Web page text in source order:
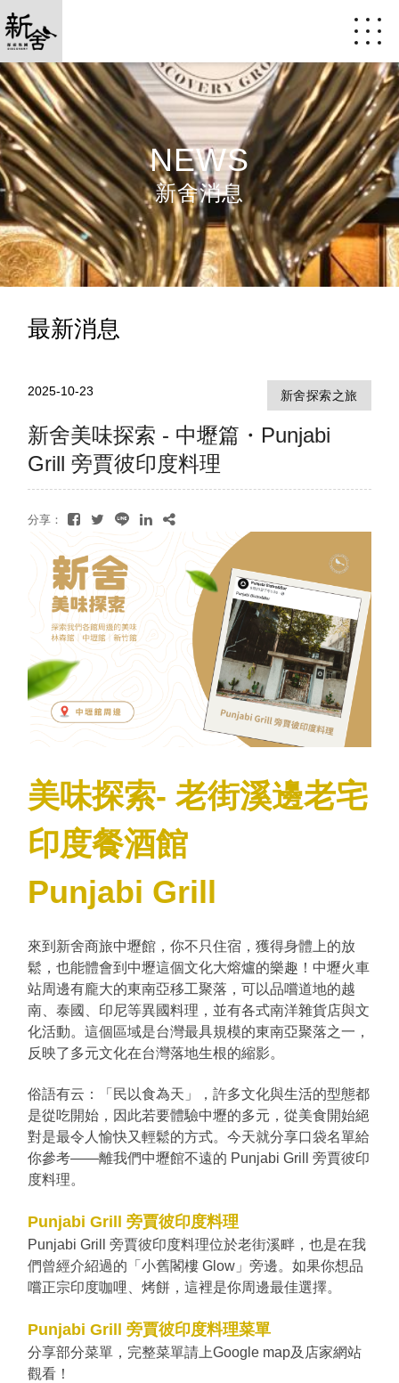
NEWS
新舍消息
最新消息
2025-10-23 新舍探索之旅
新舍美味探索 - 中壢篇・Punjabi
Grill 旁賈彼印度料理
分享：
美味探索- 老街溪邊老宅
印度餐酒館
Punjabi Grill
來到新舍商旅中壢館，你不只住宿，獲得身體上的放
鬆，也能體會到中壢這個文化大熔爐的樂趣！中壢火車
站周邊有龐大的東南亞移工聚落，可以品嚐道地的越
南、泰國、印尼等異國料理，並有各式南洋雜貨店與文
化活動。這個區域是台灣最具規模的東南亞聚落之一，
反映了多元文化在台灣落地生根的縮影。
俗語有云：「民以食為天」，許多文化與生活的型態都
是從吃開始，因此若要體驗中壢的多元，從美食開始絕
對是最令人愉快又輕鬆的方式。今天就分享口袋名單給
你參考——離我們中壢館不遠的 Punjabi Grill 旁賈彼印
度料理。
Punjabi Grill 旁賈彼印度料理
Punjabi Grill 旁賈彼印度料理位於老街溪畔，也是在我
們曾經介紹過的「小舊閣樓 Glow」旁邊。如果你想品
嚐正宗印度咖哩、烤餅，這裡是你周邊最佳選擇。
Punjabi Grill 旁賈彼印度料理菜單
分享部分菜單，完整菜單請上Google map及店家網站
觀看！